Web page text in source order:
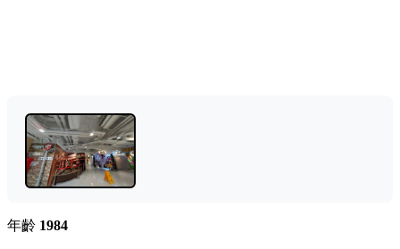
年齡 1984